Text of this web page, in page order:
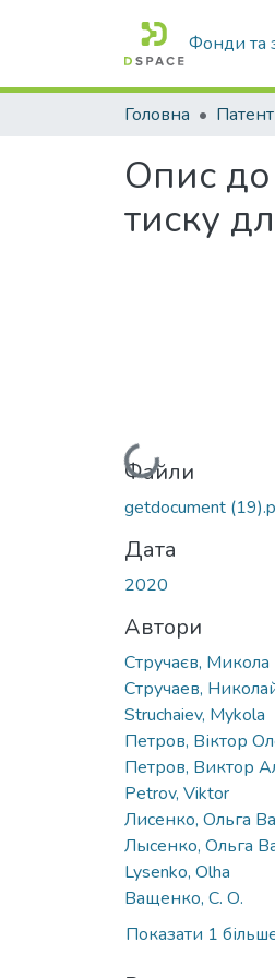
Фонди та
Головна
Опис
тиску
Вантажиться...
Файли
getdocument
Дата
2020
Автори
Стручаєв, Микола
Стручаев,
Struchaiev, Mykola
Петров, Віктор
Петров, Виктор
Petrov, Viktor
Лисенко, Ольга
Лысенко, Ольга
Lysenko, Olha
Ващенко, С. О.
Показати 1